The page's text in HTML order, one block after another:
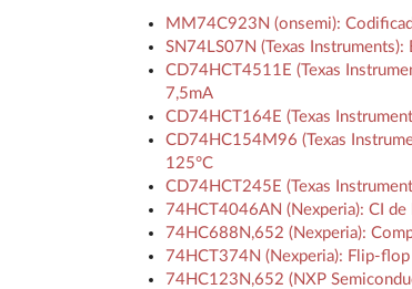
MM74C923N (onsemi):
SN74LS07N (Texas
CD74HCT4511E (Texas
7,5mA
CD74HCT164E (Texas
CD74HC154M96 (Texas
125°C
CD74HCT245E (Texas
74HCT4046AN (Nexperia): CI
74HC688N,652 (Nexperia):
74HCT374N (Nexperia): Flip-
74HC123N,652 (NXP